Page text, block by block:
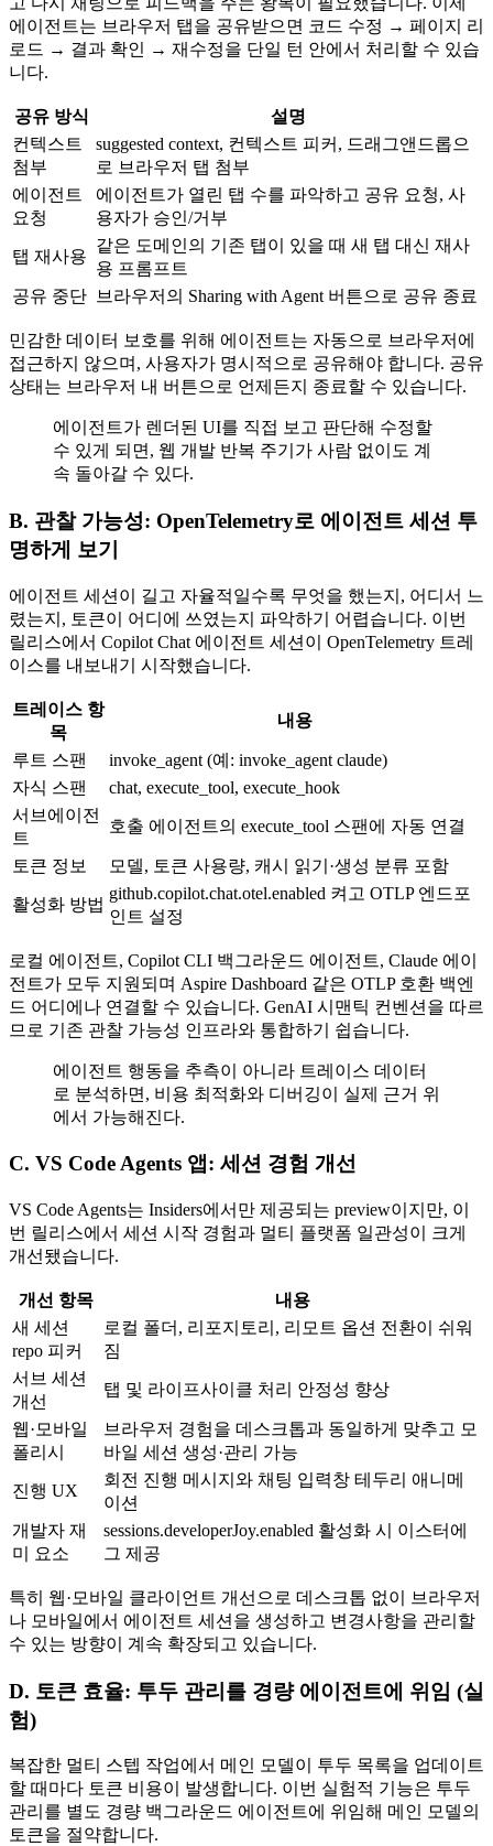
에이전트는 브라우저 탭을 공유받으면 코드 수정 → 페이지 리
로드 → 결과 확인 → 재수정을 단일 턴 안에서 처리할 수 있습
니다.
공유 방식
설명
컨텍스트
첨부
suggested context, 컨텍스트 피커, 드래그앤드롭으
로 브라우저 탭 첨부
에이전트
요청
에이전트가 열린 탭 수를 파악하고 공유 요청, 사
용자가 승인/거부
탭 재사용
같은 도메인의 기존 탭이 있을 때 새 탭 대신 재사
용 프롬프트
공유 중단
브라우저의 Sharing with Agent 버튼으로 공유 종료
민감한 데이터 보호를 위해 에이전트는 자동으로 브라우저에
접근하지 않으며, 사용자가 명시적으로 공유해야 합니다. 공유
상태는 브라우저 내 버튼으로 언제든지 종료할 수 있습니다.
에이전트가 렌더된 UI를 직접 보고 판단해 수정할
수 있게 되면, 웹 개발 반복 주기가 사람 없이도 계
속 돌아갈 수 있다.
B. 관찰 가능성: OpenTelemetry로 에이전트 세션 투
명하게 보기
에이전트 세션이 길고 자율적일수록 무엇을 했는지, 어디서 느
렸는지, 토큰이 어디에 쓰였는지 파악하기 어렵습니다. 이번
릴리스에서 Copilot Chat 에이전트 세션이 OpenTelemetry 트레
이스를 내보내기 시작했습니다.
트레이스 항
목
내용
루트 스팬
invoke_agent (예: invoke_agent claude)
자식 스팬
chat, execute_tool, execute_hook
서브에이전
트
호출 에이전트의 execute_tool 스팬에 자동 연결
토큰 정보 모델, 토큰 사용량, 캐시 읽기·생성 분류 포함
활성화 방법
github.copilot.chat.otel.enabled 켜고 OTLP 엔드포
인트 설정
로컬 에이전트, Copilot CLI 백그라운드 에이전트, Claude 에이
전트가 모두 지원되며 Aspire Dashboard 같은 OTLP 호환 백엔
드 어디에나 연결할 수 있습니다. GenAI 시맨틱 컨벤션을 따르
므로 기존 관찰 가능성 인프라와 통합하기 쉽습니다.
에이전트 행동을 추측이 아니라 트레이스 데이터
로 분석하면, 비용 최적화와 디버깅이 실제 근거 위
에서 가능해진다.
C. VS Code Agents 앱: 세션 경험 개선
VS Code Agents는 Insiders에서만 제공되는 preview이지만, 이
번 릴리스에서 세션 시작 경험과 멀티 플랫폼 일관성이 크게
개선됐습니다.
개선 항목
내용
새 세션
repo 피커
로컬 폴더, 리포지토리, 리모트 옵션 전환이 쉬워
짐
서브 세션
개선
탭 및 라이프사이클 처리 안정성 향상
웹·모바일
폴리시
브라우저 경험을 데스크톱과 동일하게 맞추고 모
바일 세션 생성·관리 가능
진행 UX
회전 진행 메시지와 채팅 입력창 테두리 애니메
이션
개발자 재
미 요소
sessions.developerJoy.enabled 활성화 시 이스터에
그 제공
특히 웹·모바일 클라이언트 개선으로 데스크톱 없이 브라우저
나 모바일에서 에이전트 세션을 생성하고 변경사항을 관리할
수 있는 방향이 계속 확장되고 있습니다.
D. 토큰 효율: 투두 관리를 경량 에이전트에 위임 (실
험)
복잡한 멀티 스텝 작업에서 메인 모델이 투두 목록을 업데이트
할 때마다 토큰 비용이 발생합니다. 이번 실험적 기능은 투두
관리를 별도 경량 백그라운드 에이전트에 위임해 메인 모델의
토큰을 절약합니다.